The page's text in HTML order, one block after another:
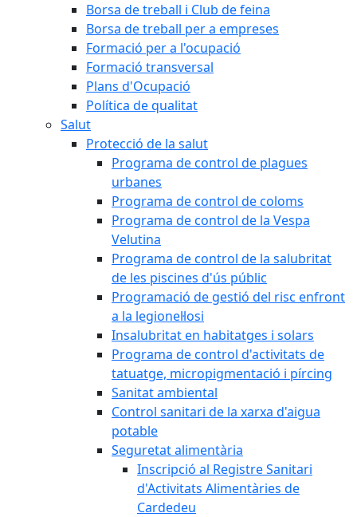
Borsa de treball i Club de feina
Borsa de treball per a empreses
Formació per a l'ocupació
Formació transversal
Plans d'Ocupació
Política de qualitat
Salut
Protecció de la salut
Programa de control de plagues
urbanes
Programa de control de coloms
Programa de control de la Vespa
Velutina
Programa de control de la salubritat
de les piscines d'ús públic
Programació de gestió del risc enfront
a la legionel·losi
Insalubritat en habitatges i solars
Programa de control d'activitats de
tatuatge, micropigmentació i pírcing
Sanitat ambiental
Control sanitari de la xarxa d'aigua
potable
Seguretat alimentària
Inscripció al Registre Sanitari
d'Activitats Alimentàries de
Cardedeu